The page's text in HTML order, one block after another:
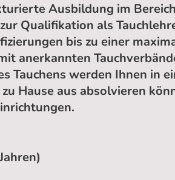
Ausbildung im Bereich
Qualifikation als
bis zu einer
anerkannten
Tauchens werden Ihnen in
Hause aus absolvieren